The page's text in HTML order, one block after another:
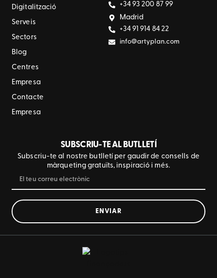
Digitalització
Serveis
Sectors
Blog
Centres
Empresa
Contacte
Empresa
+34 93 200 87 99
Madrid
+34 91 914 84 22
info@artyplan.com
SUBSCRIU-TE AL BUTLLETÍ
Subscriu-te al nostre butlletí per gaudir de consells de
màrqueting gratuïts, inspiració i més.
ENVIAR